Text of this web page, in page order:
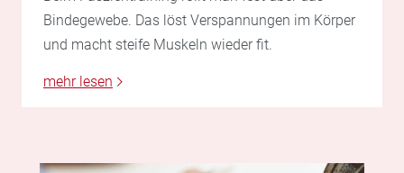
Bindegewebe. Das löst Verspannungen im Körper
und macht steife Muskeln wieder fit.
mehr lesen